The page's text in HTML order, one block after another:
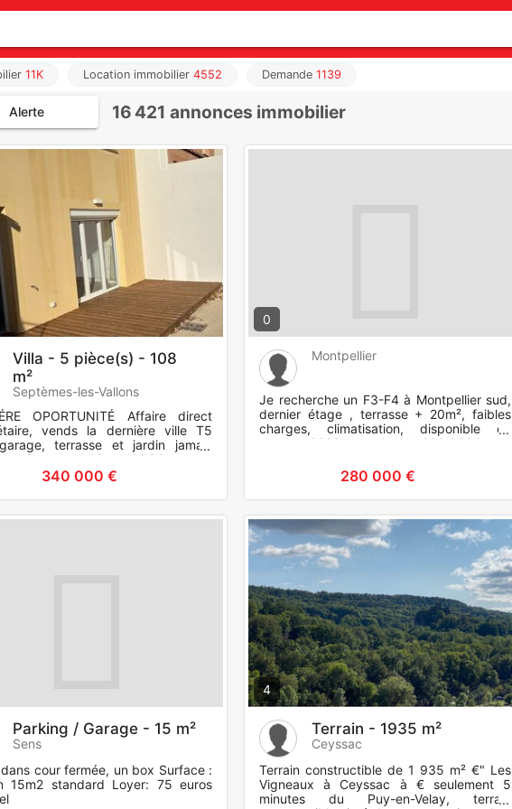
11K Location immobilier 4552 Demande 1139
Alerte 16 421 annonces immobilier
Villa - 5 pièce(s) - 108
m²
Septèmes-les-Vallons
OPORTUNITÉ Affaire direct
vends la dernière ville T5
terrasse et jardin jamais
Contact M. AMICO pour
340 000 €
0
Montpellier
Je recherche un F3-F4 à Montpellier sud,
dernier étage , terrasse + 20m², faibles
charges, climatisation, disponible en
octobre 2026. pas plus de 280 000€. pas
280 000 €
Parking / Garage - 15 m²
Sens
dans cour fermée, un box Surface :
15m2 standard Loyer: 75 euros
4
Terrain - 1935 m²
Ceyssac
Terrain constructible de 1 935 m² €" Les
Vigneaux à Ceyssac à € seulement 5
minutes du Puy-en-Velay, terrain